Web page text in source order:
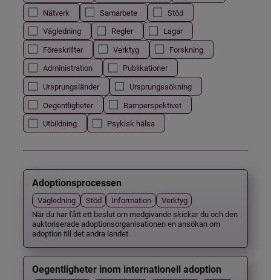
Nätverk
Samarbete
Stöd
Vägledning
Regler
Lagar
Föreskrifter
Verktyg
Forskning
Administration
Publikationer
Ursprungsländer
Ursprungssökning
Oegentligheter
Barnperspektivet
Utbildning
Psykisk hälsa
Adoptionsprocessen
Vägledning Stöd Information
Verktyg
När du har fått ett beslut om medgivande skickar du och den
auktoriserade adoptionsorganisationen en ansökan om
adoption till det andra landet.
Oegentligheter inom internationell adoption